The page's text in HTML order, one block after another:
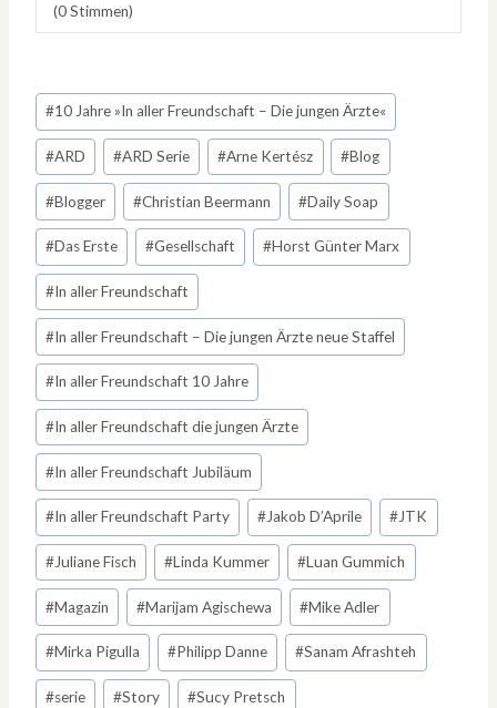
(0Stimmen)
Schlagworte:
#10 Jahre »In aller Freundschaft – Die jungen Ärzte«
#ARD #ARD Serie #Arne Kertész #Blog
#Blogger #Christian Beermann #Daily Soap
#Das Erste #Gesellschaft #Horst Günter Marx
#In aller Freundschaft
#In aller Freundschaft – Die jungen Ärzte neue Staffel
#In aller Freundschaft 10 Jahre
#In aller Freundschaft die jungen Ärzte
#In aller Freundschaft Jubiläum
#In aller Freundschaft Party #Jakob D’Aprile #JTK
#Juliane Fisch #Linda Kummer #Luan Gummich
#Magazin #Marijam Agischewa #Mike Adler
#Mirka Pigulla #Philipp Danne #Sanam Afrashteh
#serie #Story #Sucy Pretsch